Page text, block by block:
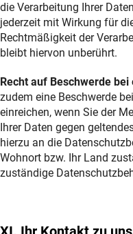
die Verarbeitung Ihrer
jederzeit mit Wirkung für
Rechtmäßigkeit der
bleibt hiervon unberührt.
Recht auf Beschwerde
zudem eine Beschwerde
einreichen, wenn Sie der
Ihrer Daten gegen
hierzu an die
Wohnort bzw. Ihr Land
zuständige